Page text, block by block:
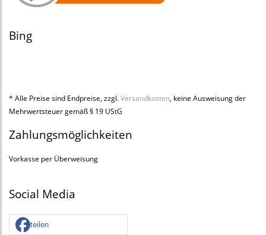
Bing
* Alle Preise sind Endpreise, zzgl.Versandkosten, keine Ausweisung der
Mehrwertsteuer gemäß § 19 UStG
Zahlungsmöglichkeiten
Vorkasse per Überweisung
Social Media
teilen